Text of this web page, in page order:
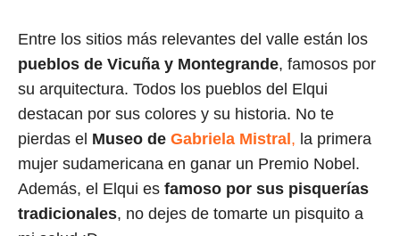
Entre los sitios más relevantes del valle están los
pueblos de Vicuña y Montegrande, famosos por
su arquitectura. Todos los pueblos del Elqui
destacan por sus colores y su historia. No te
pierdas el Museo de Gabriela Mistral , la primera
mujer sudamericana en ganar un Premio Nobel.
Además, el Elqui es famoso por sus pisquerías
tradicionales, no dejes de tomarte un pisquito a